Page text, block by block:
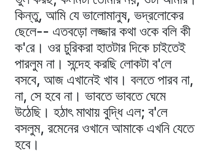
কিন্তু, আমি যে ভালোমানুষ, ভদ্রলোকের
ছেলে-- এতবড়ো লজ্জার কথা ওকে বলি কী
ক'রে। ওর চুরিকরা হাতটার দিকে চাইতেই
পারলুম না। সন্দেহ করছি লোকটা ব'লে
বসবে, আজ এখানেই খাব। বলতে পারব না,
না, সে হবে না। ভাবতে ভাবতে ঘেমে
উঠেছি। হঠাৎ মাথায় বুদ্ধি এল; ব'লে
বসলুম, রমেনের ওখানে আমাকে এখনি যেতে
হবে।